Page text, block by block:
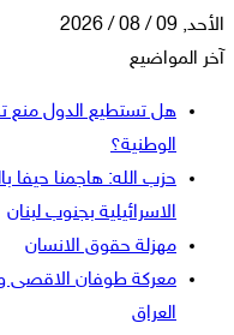
الأحد, 09 / 08 / 2026
آخر المواضيع
هل تستطيع الدول منع
الوطنية؟
حزب الله: هاجمنا حيفا
الاسرائيلية بجنوب لبنان
مهزلة حقوق الانسان
معركة طوفان الاقصى
العراق